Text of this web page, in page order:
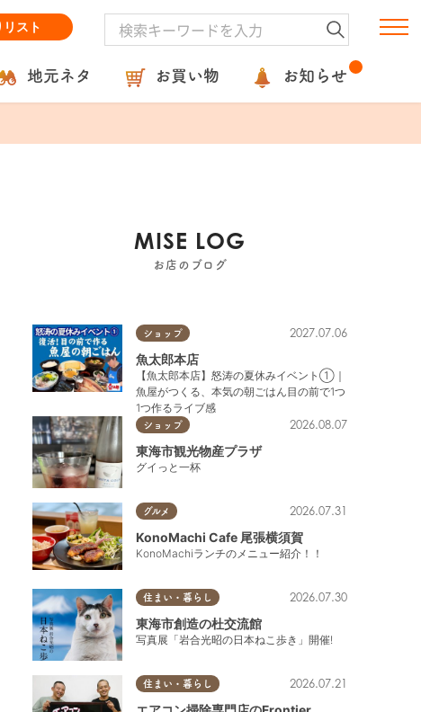
スト
地元ネタ お買い物 お知らせ
MISE LOG
お店のブログ
ショップ 2027.07.06
魚太郎本店
【魚太郎本店】怒涛の夏休みイベント①｜
魚屋がつくる、本気の朝ごはん目の前で1つ
1つ作るライブ感
ショップ 2026.08.07
東海市観光物産プラザ
グイっと一杯
グルメ 2026.07.31
KonoMachi Cafe 尾張横須賀
KonoMachiランチのメニュー紹介！！
住まい・暮らし 2026.07.30
東海市創造の杜交流館
写真展「岩合光昭の日本ねこ歩き」開催!
住まい・暮らし 2026.07.21